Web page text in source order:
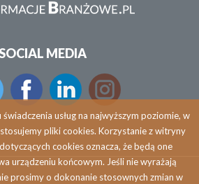
MEDIA
usług na najwyższym poziomie, w
pliki cookies. Korzystanie z witryny
cookies oznacza, że będą one
urządzeniu końcowym. Jeśli nie wyrażają
prosimy o dokonanie stosownych zmian w